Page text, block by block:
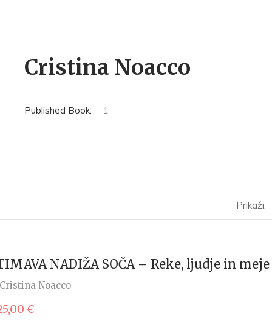
Cristina Noacco
Published Book: 1
Prikaži:
NADIŽA SOČA – Reke, ljudje in meje
Cristina Noacco
€